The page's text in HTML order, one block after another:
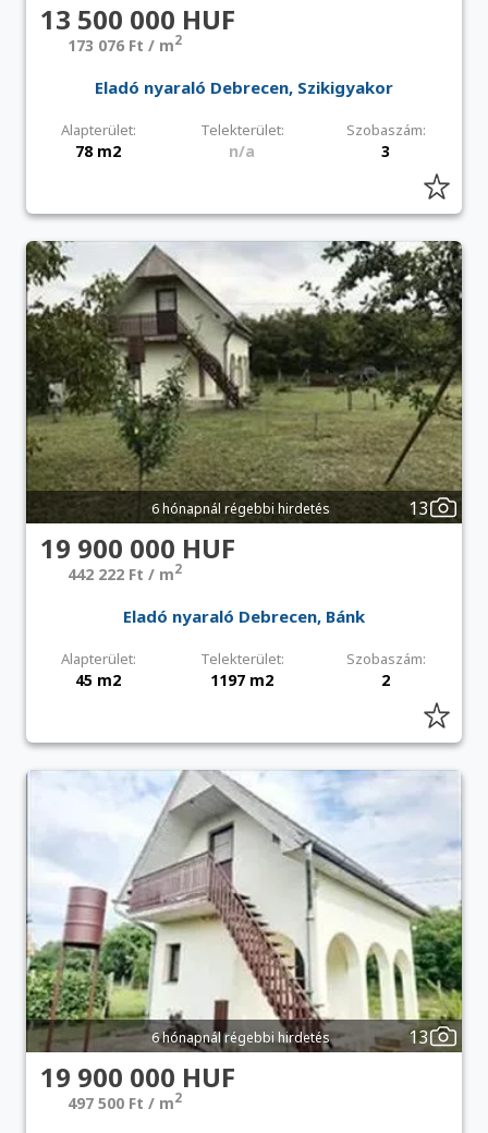
13 500 000 HUF
173 076 Ft / m2
Eladó nyaraló Debrecen, Szikigyakor
Alapterület: Telekterület: Szobaszám:
78 m2 n/a 3
6 hónapnál régebbi hirdetés 13
19 900 000 HUF
442 222 Ft / m2
Eladó nyaraló Debrecen, Bánk
Alapterület: Telekterület: Szobaszám:
45 m2 1197 m2 2
6 hónapnál régebbi hirdetés 13
19 900 000 HUF
497 500 Ft / m2